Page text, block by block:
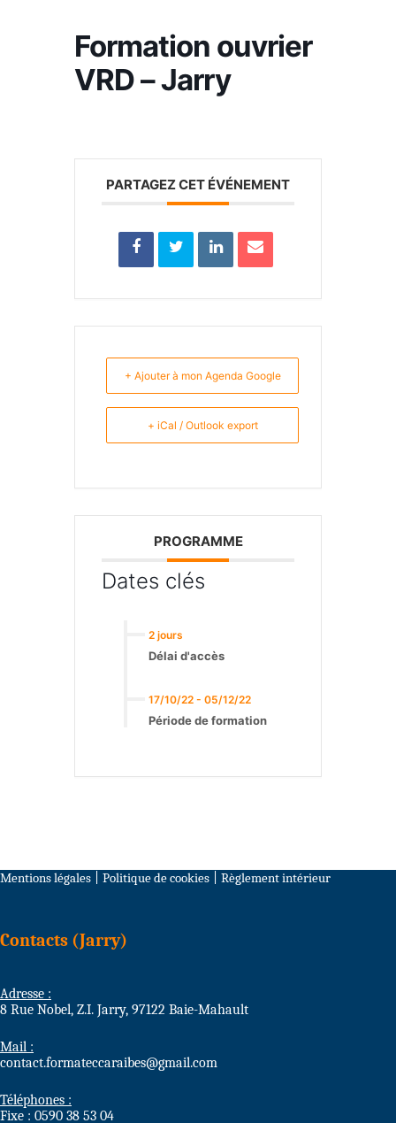
Formation ouvrier
VRD – Jarry
PARTAGEZ CET ÉVÉNEMENT
+ Ajouter à mon Agenda Google
+ iCal / Outlook export
PROGRAMME
Dates clés
2 jours
Délai d'accès
17/10/22 - 05/12/22
Période de formation
Mentions légales Politique de cookies Règlement intérieur
Contacts (Jarry)
Adresse :
8 Rue Nobel, Z.I. Jarry, 97122 Baie-Mahault
Mail :
contact.formateccaraibes@gmail.com
Téléphones :
Fixe : 0590 38 53 04